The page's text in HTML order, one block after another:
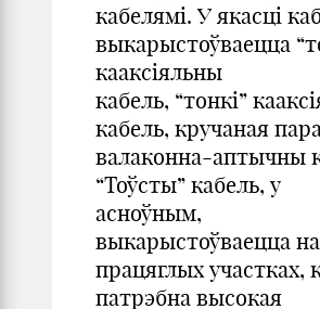
кабелямі. У якасці
выкарыстоўваецца
кааксіяльны
кабель, “тонкі”
кабель, кручаная
валаконна-аптычны
“Тоўсты” кабель, у
асноўным,
выкарыстоўваецца на
працяглых участках,
патрэбна высокая